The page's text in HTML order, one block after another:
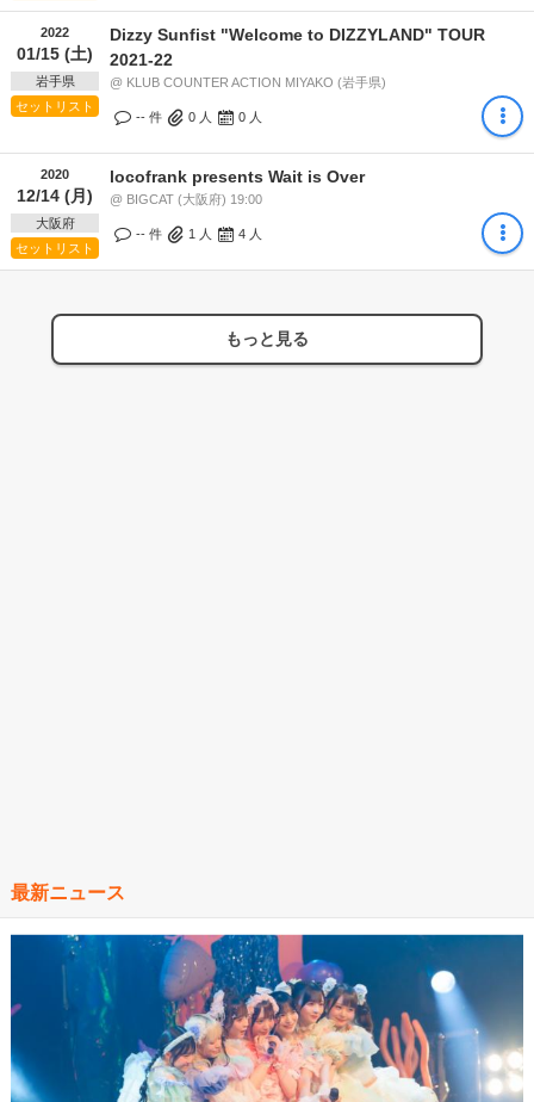
2022
01/15 (土)
岩手県
セットリスト
Dizzy Sunfist "Welcome to DIZZYLAND" TOUR
2021-22
@ KLUB COUNTER ACTION MIYAKO (岩手県)
-- 件 0 人 0 人
2020
12/14 (月)
大阪府
セットリスト
locofrank presents Wait is Over
@ BIGCAT (大阪府) 19:00
-- 件 1 人 4 人
もっと見る
最新ニュース